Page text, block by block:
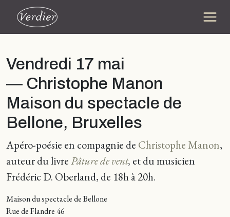
Vendredi 17 mai
— Christophe Manon
Maison du spectacle de
Bellone, Bruxelles
Apéro-poésie en compagnie de Christophe Manon,
auteur du livrePâture de vent, et du musicien
Frédéric D. Oberland, de 18h à 20h.
Maison du spectacle de Bellone
Rue de Flandre 46